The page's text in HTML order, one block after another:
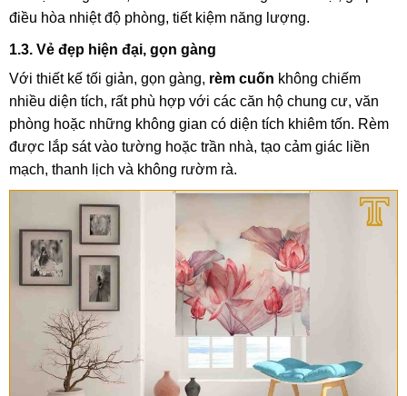
điều hòa nhiệt độ phòng, tiết kiệm năng lượng.
1.3. Vẻ đẹp hiện đại, gọn gàng
Với thiết kế tối giản, gọn gàng, rèm cuốn không chiếm
nhiều diện tích, rất phù hợp với các căn hộ chung cư, văn
phòng hoặc những không gian có diện tích khiêm tốn. Rèm
được lắp sát vào tường hoặc trần nhà, tạo cảm giác liền
mạch, thanh lịch và không rườm rà.